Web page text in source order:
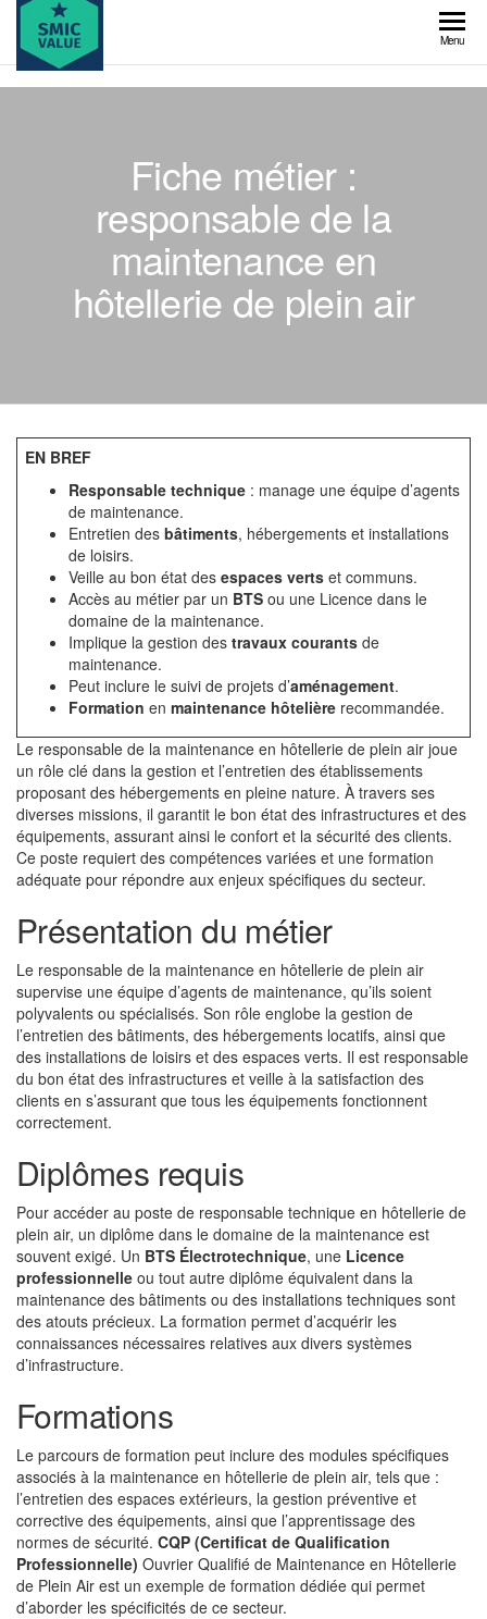
Skip
the
content
value
Menu
Fiche métier :
responsable de la
maintenance en
hôtellerie de plein air
EN BREF
Responsable technique : manage une équipe d’agents
de maintenance.
Entretien des bâtiments, hébergements et installations
de loisirs.
Veille au bon état des espaces verts et communs.
Accès au métier par un BTS ou une Licence dans le
domaine de la maintenance.
Implique la gestion des travaux courants de
maintenance.
Peut inclure le suivi de projets d’aménagement.
Formation en maintenance hôtelière recommandée.
Le responsable de la maintenance en hôtellerie de plein air joue
un rôle clé dans la gestion et l’entretien des établissements
proposant des hébergements en pleine nature. À travers ses
diverses missions, il garantit le bon état des infrastructures et des
équipements, assurant ainsi le confort et la sécurité des clients.
Ce poste requiert des compétences variées et une formation
adéquate pour répondre aux enjeux spécifiques du secteur.
Présentation du métier
Le responsable de la maintenance en hôtellerie de plein air
supervise une équipe d’agents de maintenance, qu’ils soient
polyvalents ou spécialisés. Son rôle englobe la gestion de
l’entretien des bâtiments, des hébergements locatifs, ainsi que
des installations de loisirs et des espaces verts. Il est responsable
du bon état des infrastructures et veille à la satisfaction des
clients en s’assurant que tous les équipements fonctionnent
correctement.
Diplômes requis
Pour accéder au poste de responsable technique en hôtellerie de
plein air, un diplôme dans le domaine de la maintenance est
souvent exigé. Un BTS Électrotechnique, une Licence
professionnelle ou tout autre diplôme équivalent dans la
maintenance des bâtiments ou des installations techniques sont
des atouts précieux. La formation permet d’acquérir les
connaissances nécessaires relatives aux divers systèmes
d’infrastructure.
Formations
Le parcours de formation peut inclure des modules spécifiques
associés à la maintenance en hôtellerie de plein air, tels que :
l’entretien des espaces extérieurs, la gestion préventive et
corrective des équipements, ainsi que l’apprentissage des
normes de sécurité. CQP (Certificat de Qualification
Professionnelle) Ouvrier Qualifié de Maintenance en Hôtellerie
de Plein Air est un exemple de formation dédiée qui permet
d’aborder les spécificités de ce secteur.